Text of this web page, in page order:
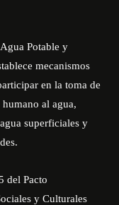
Potable y
mecanismos
en la toma de
al agua,
superficiales y
del Pacto
y Culturales